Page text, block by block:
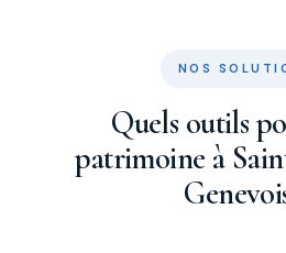
NOS
Quels outils
patrimoine à